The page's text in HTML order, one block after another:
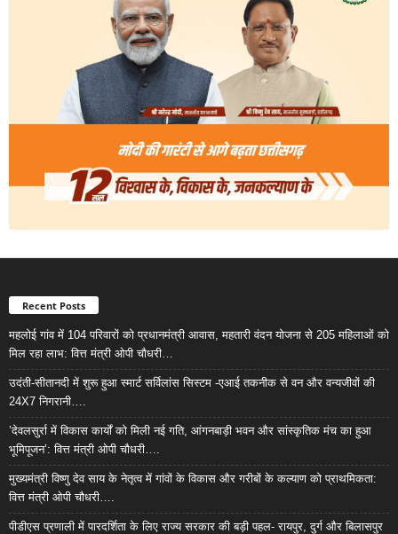
Recent Posts
महलोई गांव में 104 परिवारों को प्रधानमंत्री आवास, महतारी वंदन योजना से 205 महिलाओं को
मिल रहा लाभ: वित्त मंत्री ओपी चौधरी…
उदंती-सीतानदी में शुरू हुआ स्मार्ट सर्विलांस सिस्टम -एआई तकनीक से वन और वन्यजीवों की
24X7 निगरानी….
’देवलसुर्रा में विकास कार्यों को मिली नई गति, आंगनबाड़ी भवन और सांस्कृतिक मंच का हुआ
भूमिपूजन’: वित्त मंत्री ओपी चौधरी….
मुख्यमंत्री विष्णु देव साय के नेतृत्व में गांवों के विकास और गरीबों के कल्याण को प्राथमिकता:
वित्त मंत्री ओपी चौधरी….
पीडीएस प्रणाली में पारदर्शिता के लिए राज्य सरकार की बड़ी पहल- रायपुर, दुर्ग और बिलासपुर